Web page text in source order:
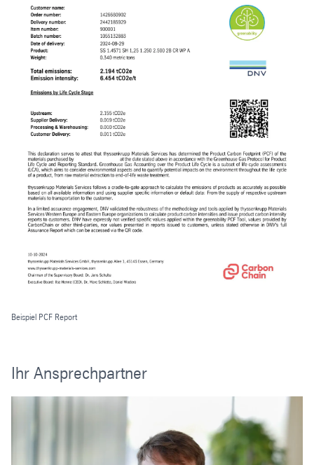
Beispiel PCF Report
Ihr Ansprechpartner